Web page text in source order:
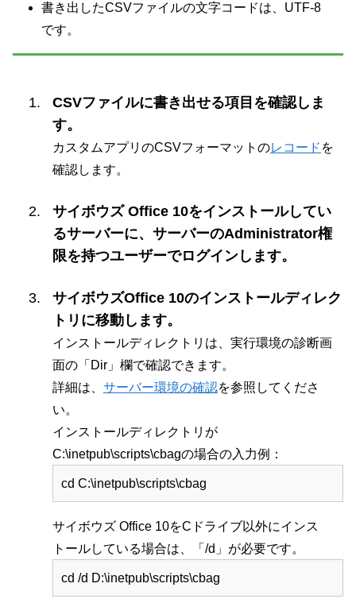
書き出したCSVファイルの文字コードは、UTF-8
です。
CSVファイルに書き出せる項目を確認しま
す。
カスタムアプリのCSVフォーマットのレコード を
確認します。
サイボウズ Office 10をインストールしてい
るサーバーに、サーバーのAdministrator権
限を持つユーザーでログインします。
サイボウズOffice 10のインストールディレク
トリに移動します。
インストールディレクトリは、実行環境の診断画
面の「Dir」欄で確認できます。
詳細は、 サーバー環境の確認を参照してくださ
い。
インストールディレクトリが
C:\inetpub\scripts\cbagの場合の入力例：
cd C:\inetpub\scripts\cbag
サイボウズ Office 10をCドライブ以外にインス
トールしている場合は、「/d」が必要です。
cd /d D:\inetpub\scripts\cbag